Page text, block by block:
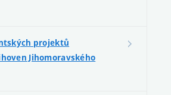
projektů
Jihomoravského